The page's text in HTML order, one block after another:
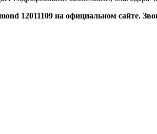
12011109 на официальном сайте.